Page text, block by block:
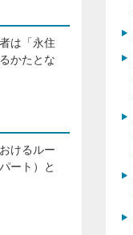
は「永住
かたとな
けるルー
ート）と